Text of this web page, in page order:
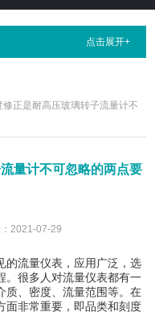
点击展开+
修正是耐高压玻璃转子流量计不
量计不可忽略的两点要
2021-07-29
的流量仪表，应用广泛，选
。很多人对流量仪表都有一
质、密度、流量范围等。在
面非常重要，即品类和刻度